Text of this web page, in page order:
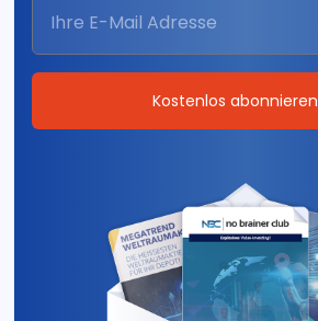
Kostenlos abonnieren